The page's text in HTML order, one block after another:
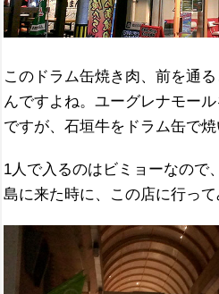
このドラム缶焼き肉、前を通
んですよね。ユーグレナモー
ですが、石垣牛をドラム缶で焼
1人で入るのはビミョーなので
島に来た時に、この店に行って